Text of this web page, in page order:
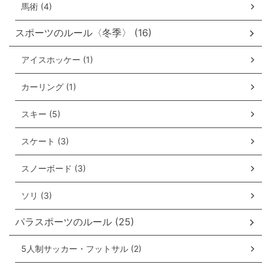
馬術 (4)
スポーツのルール〈冬季〉 (16)
アイスホッケー (1)
カーリング (1)
スキー (5)
スケート (3)
スノーボード (3)
ソリ (3)
パラスポーツのルール (25)
5人制サッカー・フットサル (2)